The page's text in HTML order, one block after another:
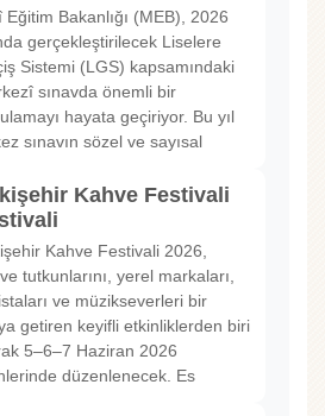
Eğitim Bakanlığı (MEB), 2026
gerçekleştirilecek Liselere
Sistemi (LGS) kapsamındaki
sınavda önemli bir
hayata geçiriyor. Bu yıl
sınavın sözel ve sayısal
Kahve Festivali
Kahve Festivali 2026,
tutkunlarını, yerel markaları,
ve müzikseverleri bir
getiren keyifli etkinliklerden biri
5–6–7 Haziran 2026
düzenlenecek. Es